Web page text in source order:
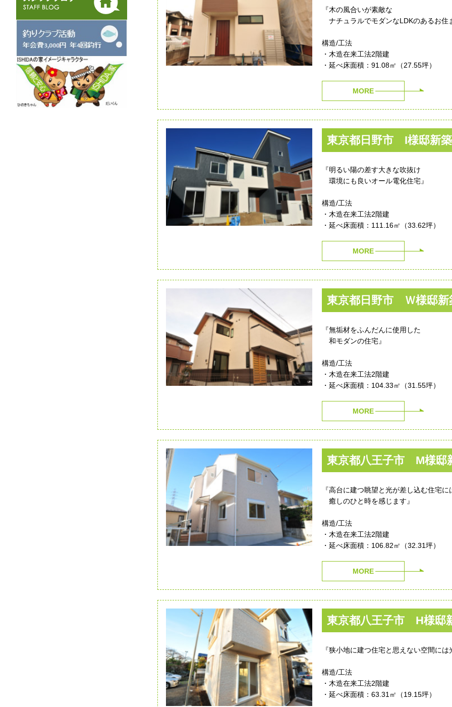
『木の風合いが素敵な
ナチュラルでモダンなLDKのあるお住
構造/工法
・木造在来工法2階建
・延べ床面積：91.08㎡（27.55坪）
MORE
東京都日野市 I様邸新
『明るい陽の差す大きな吹抜け
環境にも良いオール電化住宅』
構造/工法
・木造在来工法2階建
・延べ床面積：111.16㎡（33.62坪）
MORE
東京都日野市 Ｗ様邸新
『無垢材をふんだんに使用した
和モダンの住宅』
構造/工法
・木造在来工法2階建
・延べ床面積：104.33㎡（31.55坪）
MORE
東京都八王子市 M様邸
『高台に建つ眺望と光が差し込む住宅に
癒しのひと時を感じます』
構造/工法
・木造在来工法2階建
・延べ床面積：106.82㎡（32.31坪）
MORE
東京都八王子市 H様邸
『狭小地に建つ住宅と思えない空間に
構造/工法
・木造在来工法2階建
・延べ床面積：63.31㎡（19.15坪）